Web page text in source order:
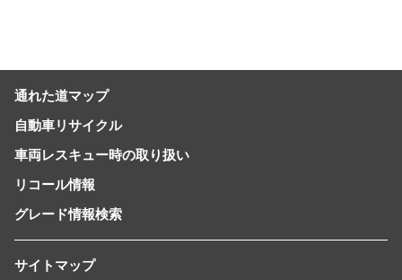
通れた道マップ
自動車リサイクル
車両レスキュー時の取り扱い
リコール情報
グレード情報検索
サイトマップ